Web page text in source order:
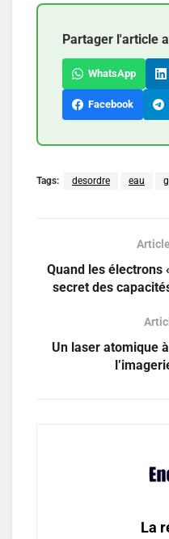
Partager l'article
WhatsApp
Facebook
Tags: desordre eau
Quand les électrons
secret des
Un laser atomique
La